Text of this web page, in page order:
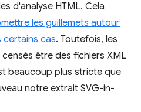
d'analyse HTML. Cela
les guillemets autour
certains cas. Toutefois, les
être des fichiers XML
beaucoup plus stricte que
notre extrait SVG-in-